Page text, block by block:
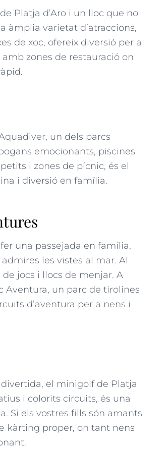
Platja d’Aro i un lloc que no
àmplia varietat d’atraccions,
de xoc, ofereix diversió per a
zones de restauració on
un dels parcs
emocionants, piscines
i zones de pícnic, és el
i diversió en família.
una passejada en família,
les vistes al mar. Al
jocs i llocs de menjar. A
Aventura, un parc de tirolines
d’aventura per a nens i
el minigolf de Platja
i colorits circuits, és una
Si els vostres fills són amants
kàrting proper, on tant nens